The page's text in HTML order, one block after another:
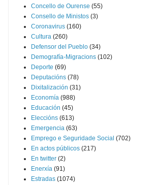
Concello de Ourense (55)
Consello de Ministos (3)
Coronavirus (160)
Cultura (260)
Defensor del Pueblo (34)
Demografía-Migracions (102)
Deporte (69)
Deputacións (78)
Dixitalización (31)
Economía (988)
Educación (45)
Eleccións (613)
Emergencia (63)
Emprego e Seguridade Social (702)
En actos públicos (217)
En twitter (2)
Enerxía (91)
Estradas (1074)